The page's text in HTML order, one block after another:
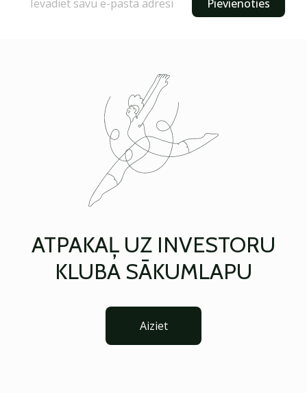
Pievienoties
ATPAKAĻ UZ INVESTORU
KLUBA SĀKUMLAPU
Aiziet